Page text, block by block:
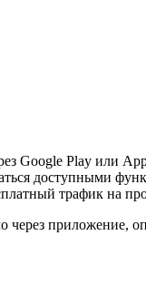
Google Play или
доступными
трафик на
приложение,